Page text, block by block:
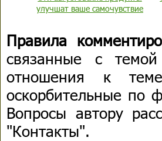
улучшат ваше самочувствие
Правила
связанные с
отношения к
оскорбительные по
Вопросы автору
"Контакты".